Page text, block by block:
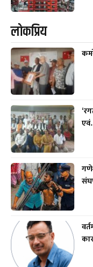
लाेकप्रिय